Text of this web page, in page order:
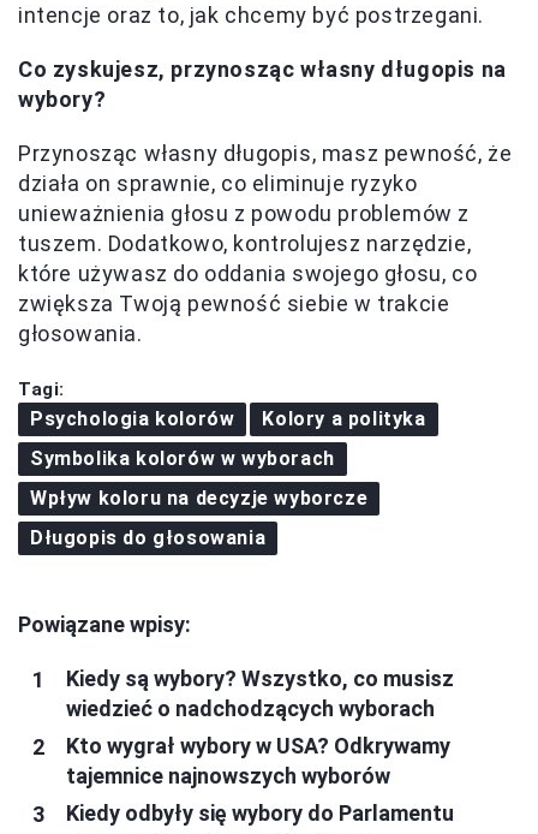
intencje oraz to, jak chcemy być postrzegani.
Co zyskujesz, przynosząc własny długopis na
wybory?
Przynosząc własny długopis, masz pewność, że
działa on sprawnie, co eliminuje ryzyko
unieważnienia głosu z powodu problemów z
tuszem. Dodatkowo, kontrolujesz narzędzie,
które używasz do oddania swojego głosu, co
zwiększa Twoją pewność siebie w trakcie
głosowania.
Tagi:
Psychologia kolorów
Kolory a polityka
Symbolika kolorów w wyborach
Wpływ koloru na decyzje wyborcze
Długopis do głosowania
Powiązane wpisy:
Kiedy są wybory? Wszystko, co musisz
wiedzieć o nadchodzących wyborach
Kto wygrał wybory w USA? Odkrywamy
tajemnice najnowszych wyborów
Kiedy odbyły się wybory do Parlamentu